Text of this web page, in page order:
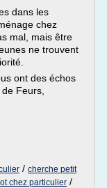
dans les
chez
mal, mais être
ne trouvent
ont des échos
Feurs,
/ cherche petit
chez particulier /